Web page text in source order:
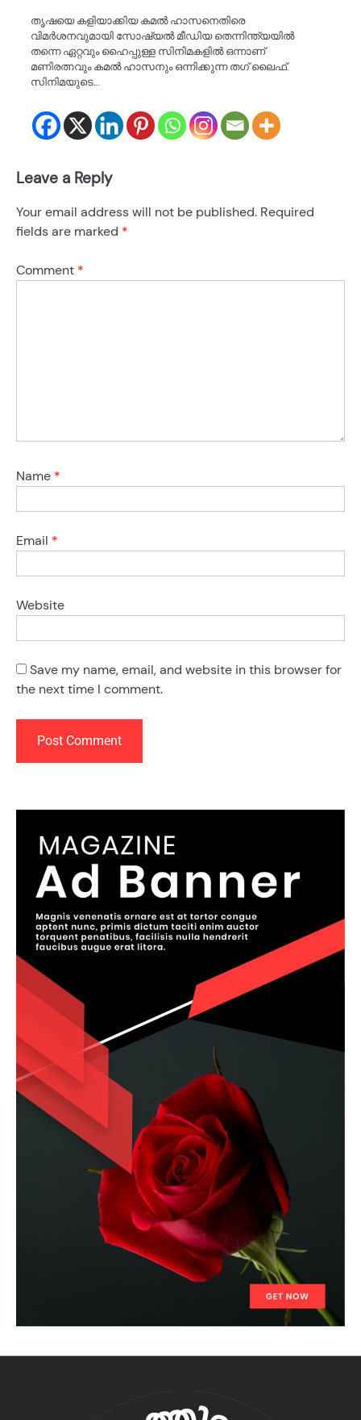
തൃഷയെ കളിയാക്കിയ കമൽ ഹാസനെതിരെ
വിമർശനവുമായി സോഷ്യൽ മീഡിയ തെന്നിന്ത്യയിൽ
തന്നെ ഏറ്റവും ഹൈപ്പുള്ള സിനിമകളിൽ ഒന്നാണ്
മണിരത്നവും കമൽ ഹാസനും ഒന്നിക്കുന്ന തഗ് ലൈഫ്.
സിനിമയുടെ…
Leave a Reply
Your email address will not be published. Required
fields are marked *
Comment *
Name *
Email *
Website
Save my name, email, and website in this browser for
the next time I comment.